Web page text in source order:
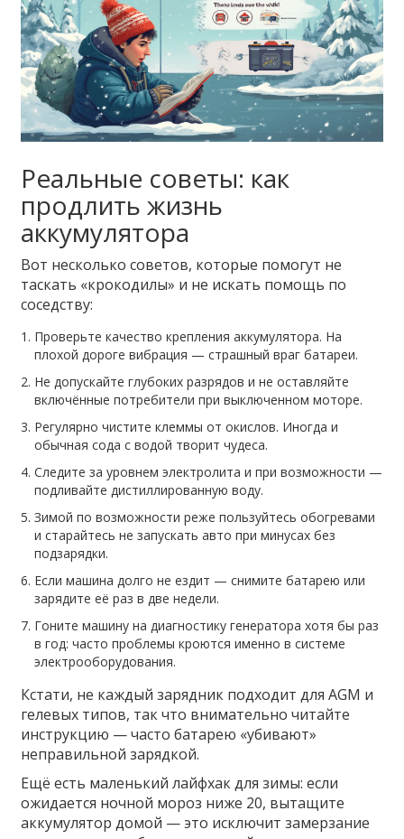
Реальные советы: как
продлить жизнь
аккумулятора
Вот несколько советов, которые помогут не
таскать «крокодилы» и не искать помощь по
соседству:
Проверьте качество крепления аккумулятора. На
плохой дороге вибрация — страшный враг батареи.
Не допускайте глубоких разрядов и не оставляйте
включённые потребители при выключенном моторе.
Регулярно чистите клеммы от окислов. Иногда и
обычная сода с водой творит чудеса.
Следите за уровнем электролита и при возможности —
подливайте дистиллированную воду.
Зимой по возможности реже пользуйтесь обогревами
и старайтесь не запускать авто при минусах без
подзарядки.
Если машина долго не ездит — снимите батарею или
зарядите её раз в две недели.
Гоните машину на диагностику генератора хотя бы раз
в год: часто проблемы кроются именно в системе
электрооборудования.
Кстати, не каждый зарядник подходит для AGM и
гелевых типов, так что внимательно читайте
инструкцию — часто батарею «убивают»
неправильной зарядкой.
Ещё есть маленький лайфхак для зимы: если
ожидается ночной мороз ниже 20, вытащите
аккумулятор домой — это исключит замерзание